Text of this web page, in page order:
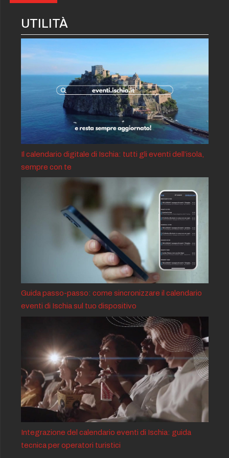
UTILITÀ
Il calendario digitale di Ischia: tutti gli eventi dell’isola,
sempre con te
Guida passo-passo: come sincronizzare il calendario
eventi di Ischia sul tuo dispositivo
Integrazione del calendario eventi di Ischia: guida
tecnica per operatori turistici